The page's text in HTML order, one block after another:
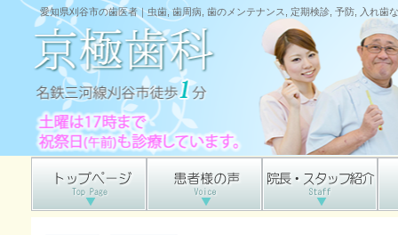
愛知県刈谷市の歯医者｜虫歯, 歯周病, 歯のメンテナンス, 定期検診, 予防, 入れ歯